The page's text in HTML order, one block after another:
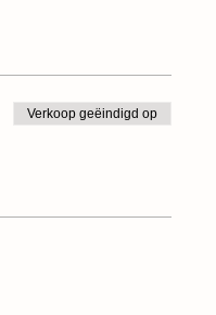
Verkoop geëindigd op